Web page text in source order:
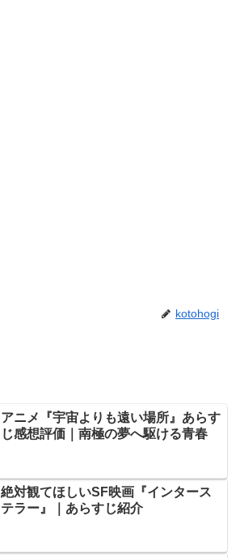
kotohogi
アニメ『宇宙よりも遠い場所』あらす
じ感想評価｜南極の夢へ駆ける青春
絶対観てほしいSF映画『インタース
テラー』｜あらすじ紹介